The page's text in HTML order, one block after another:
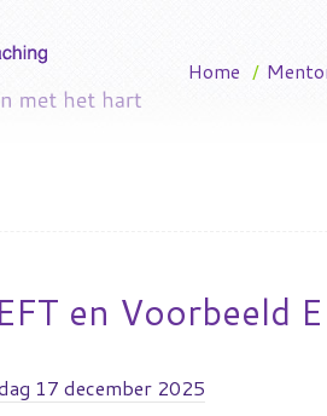
Home /
en Voorbeeld
17 december 2025